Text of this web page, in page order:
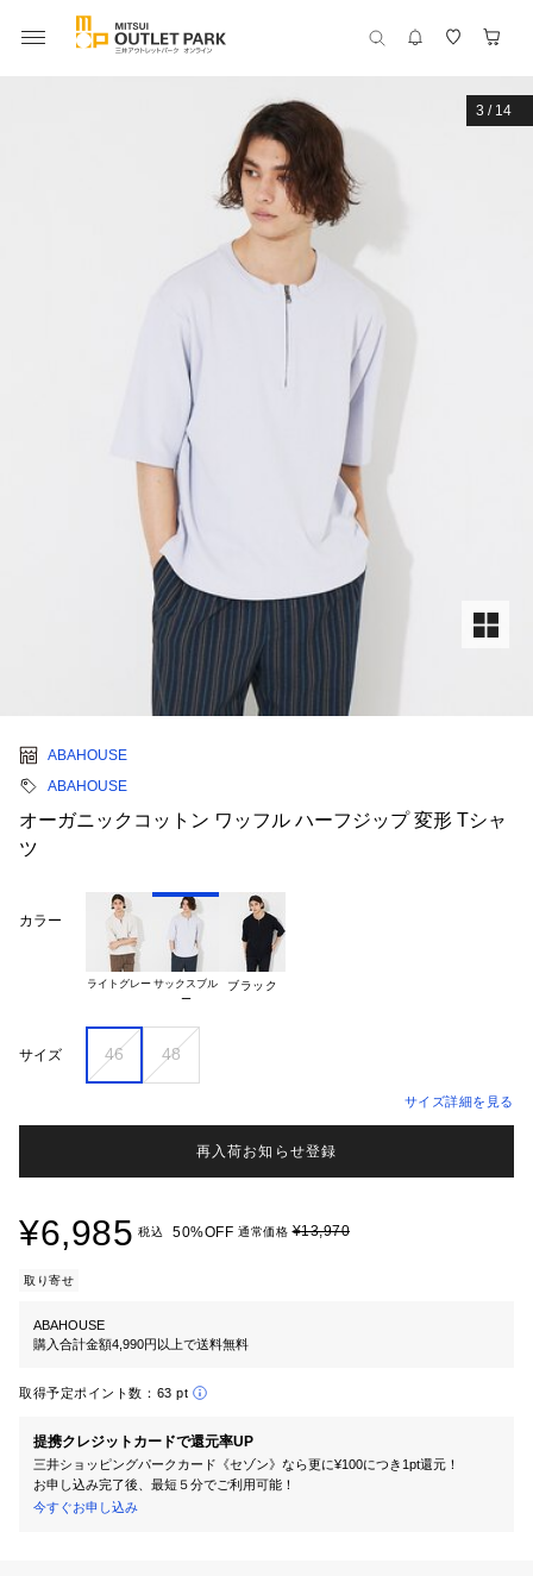
3 / 14
ABAHOUSE
ABAHOUSE
オーガニックコットン ワッフル ハーフジップ 変形 Tシャ
ツ
カラー
ライトグレー サックスブル
ー
ブラック
サイズ 46 48
サイズ詳細を見る
再入荷お知らせ登録
¥6,985 税込 50%OFF 通常価格¥13,970
取り寄せ
ABAHOUSE
購入合計金額4,990円以上で送料無料
取得予定ポイント数： 63 pt
提携クレジットカードで還元率UP
三井ショッピングパークカード《セゾン》なら更に¥100につき1pt還元！
お申し込み完了後、最短５分でご利用可能！
今すぐお申し込み